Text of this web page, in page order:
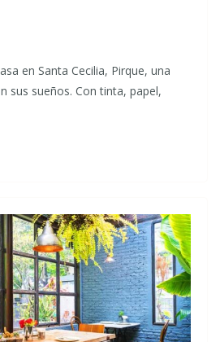
en Santa Cecilia, Pirque, una
sus sueños. Con tinta, papel,